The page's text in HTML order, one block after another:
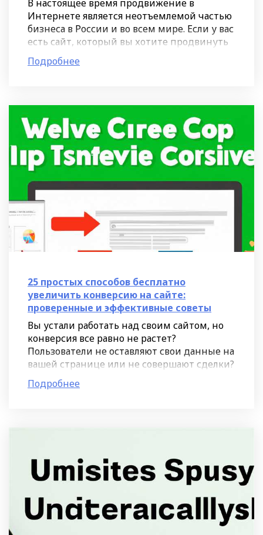
В настоящее время продвижение в
Интернете является неотъемлемой частью
бизнеса в России и во всем мире. Если у вас
есть сайт, который вы хотите продвинуть
в регионах, то региональное продвижение
– это то, что вам
Подробнее
25 простых способов бесплатно
увеличить конверсию на сайте:
проверенные и эффективные советы
Вы устали работать над своим сайтом, но
конверсия все равно не растет?
Пользователи не оставляют свои данные на
вашей странице или не совершают сделки?
Когда клиенты видят несколько версий
вашего домена, это может
Подробнее